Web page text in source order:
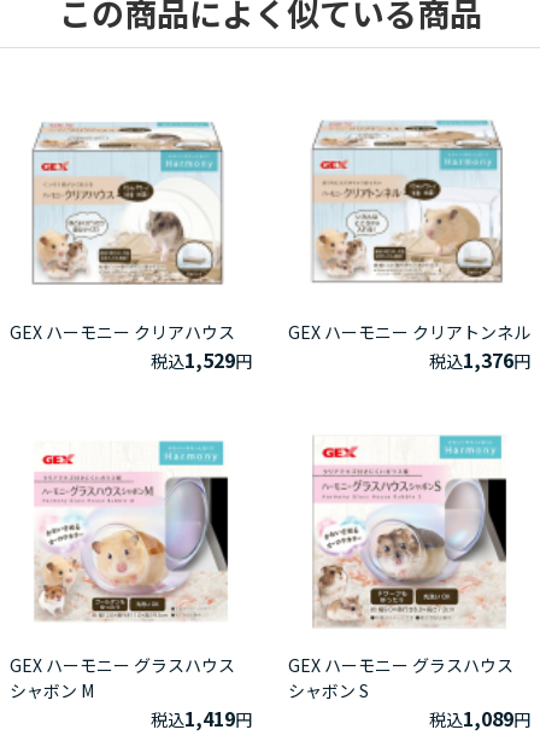
この商品によく似ている商品
GEX ハーモニー クリアハウス
税込1,529円
GEX ハーモニー クリアトンネル
税込1,376円
GEX ハーモニー グラスハウス
シャボン M
税込1,419円
GEX ハーモニー グラスハウス
シャボン S
税込1,089円